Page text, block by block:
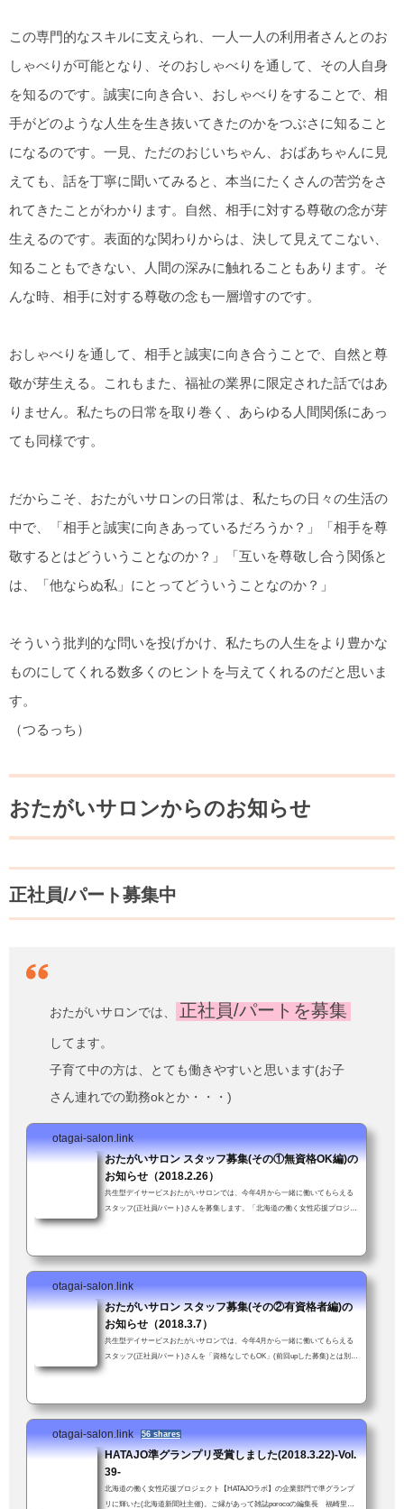
この専門的なスキルに支えられ、一人一人の利用者さんとのお
しゃべりが可能となり、そのおしゃべりを通して、その人自身
を知るのです。誠実に向き合い、おしゃべりをすることで、相
手がどのような人生を生き抜いてきたのかをつぶさに知ること
になるのです。一見、ただのおじいちゃん、おばあちゃんに見
えても、話を丁寧に聞いてみると、本当にたくさんの苦労をさ
れてきたことがわかります。自然、相手に対する尊敬の念が芽
生えるのです。表面的な関わりからは、決して見えてこない、
知ることもできない、人間の深みに触れることもあります。そ
んな時、相手に対する尊敬の念も一層増すのです。
おしゃべりを通して、相手と誠実に向き合うことで、自然と尊
敬が芽生える。これもまた、福祉の業界に限定された話ではあ
りません。私たちの日常を取り巻く、あらゆる人間関係にあっ
ても同様です。
だからこそ、おたがいサロンの日常は、私たちの日々の生活の
中で、「相手と誠実に向きあっているだろうか？」「相手を尊
敬するとはどういうことなのか？」「互いを尊敬し合う関係と
は、「他ならぬ私」にとってどういうことなのか？」
そういう批判的な問いを投げかけ、私たちの人生をより豊かな
ものにしてくれる数多くのヒントを与えてくれるのだと思いま
す。
（つるっち）
おたがいサロンからのお知らせ
正社員/パート募集中
おたがいサロンでは、 正社員/パートを募集
してます。
子育て中の方は、とても働きやすいと思います(お子
さん連れでの勤務okとか・・・)
otagai-salon.link
おたがいサロン スタッフ募集(その①無資格OK編)の
お知らせ（2018.2.26）
共生型デイサービスおたがいサロンでは、今年4月から一緒に働いてもらえる
スタッフ(正社員/パート)さんを募集します。「北海道の働く女性応援プロジェ
迎！)「送迎業務が可能である旨も強調して下さい」とスタッフかわちゃんに
otagai-salon.link
おたがいサロン スタッフ募集(その②有資格者編)の
お知らせ（2018.3.7）
共生型デイサービスおたがいサロンでは、今年4月から一緒に働いてもらえる
スタッフ(正社員/パート)さんを「資格なしでもOK」(前回upした募集)とは別に
が、「おたがいサロンってこんなとこだよ」という話でもあります(前回より
otagai-salon.link 56 shares
HATAJO準グランプリ受賞しました(2018.3.22)-Vol.
39-
北海道の働く女性応援プロジェクト【HATAJOラボ】の企業部門で準グランプ
リに輝いた(北海道新聞社主催)。ご縁があって雑誌porocoの編集長 福崎里美